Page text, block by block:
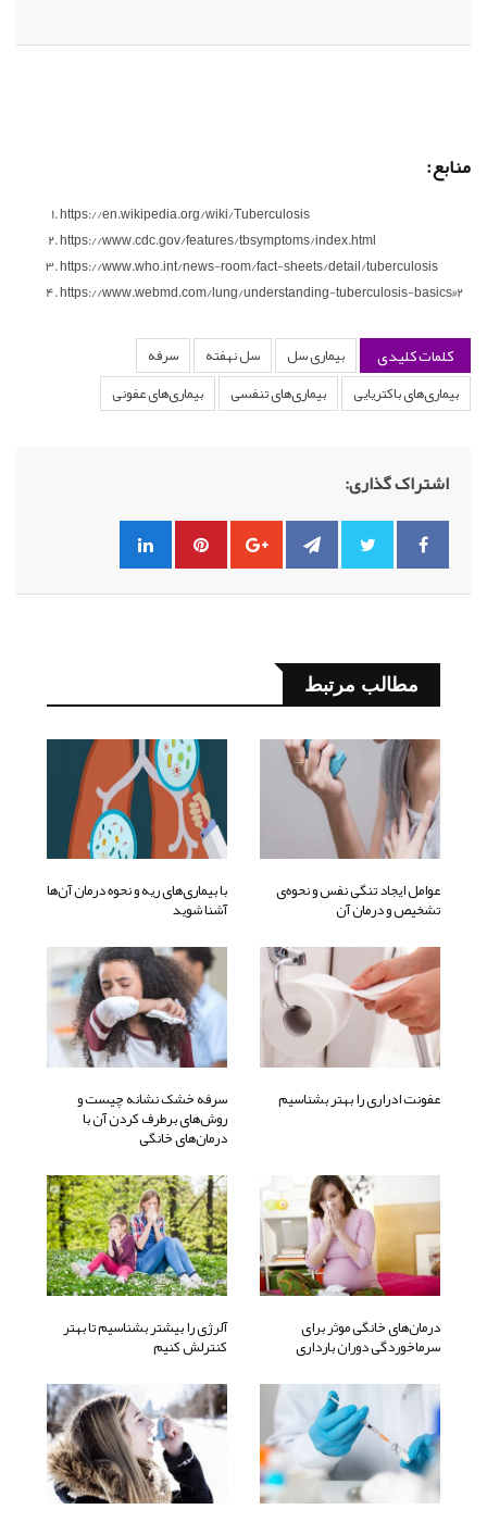
منابع:
https://en.wikipedia.org/wiki/Tuberculosis
https://www.cdc.gov/features/tbsymptoms/index.html
https://www.who.int/news-room/fact-sheets/detail/tuberculosis
https://www.webmd.com/lung/understanding-tuberculosis-basics#2
کلمات کلیدی بیماری سل سل نهفته
سرفه
بیماری‌های باکتریایی
بیماری‌های تنفسی بیماری‌های عفونی
اشتراک گذاری:
مطالب مرتبط
عوامل ایجاد تنگی نفس و نحوه‌ی
تشخیص و درمان آن
با بیماری‌های ریه و نحوه درمان آن‌ها
آشنا شوید
عفونت ادراری را بهتر بشناسیم سرفه خشک نشانه چیست و
روش‌های برطرف کردن آن با
درمان‌های خانگی
درمان‌های خانگی موثر برای
سرماخوردگی دوران بارداری
آلرژی را بیشتر بشناسیم تا بهتر
کنترلش کنیم